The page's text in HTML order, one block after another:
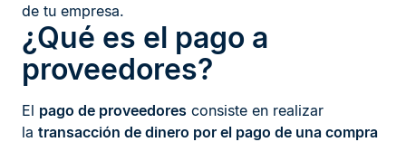
de tu empresa.
¿Qué es el pago a
proveedores?
El pago de proveedores consiste en realizar
la transacción de dinero por el pago de una compra